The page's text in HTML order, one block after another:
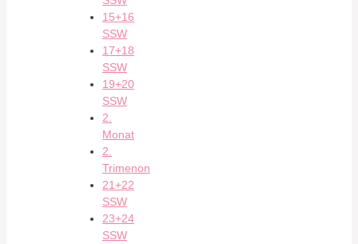
15+16
SSW
17+18
SSW
19+20
SSW
2.
Monat
2.
Trimenon
21+22
SSW
23+24
SSW